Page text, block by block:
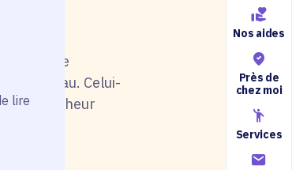
lire
Nos aides
Près de
chez moi
Services
Une
du tableau. Celui-
(chercheur